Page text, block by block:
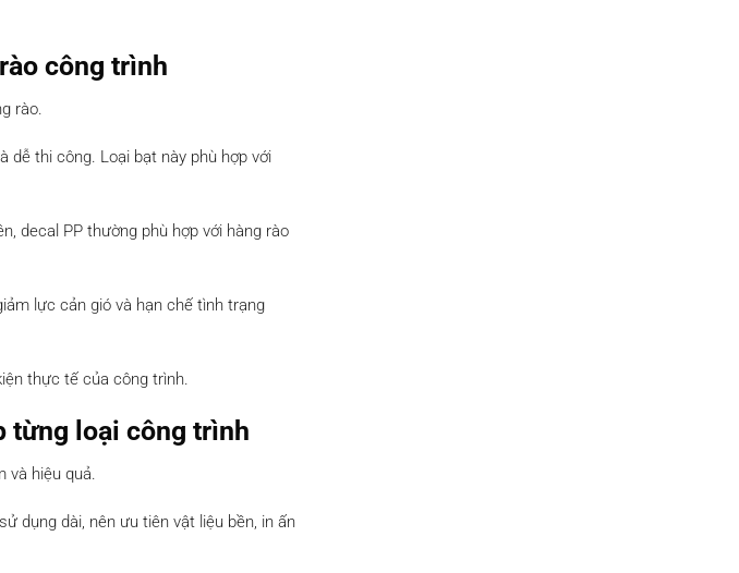
công trình
rào.
dễ thi công. Loại bạt này phù hợp với
decal PP thường phù hợp với hàng rào
lực cản gió và hạn chế tình trạng
thực tế của công trình.
từng loại công trình
và hiệu quả.
dụng dài, nên ưu tiên vật liệu bền, in ấn